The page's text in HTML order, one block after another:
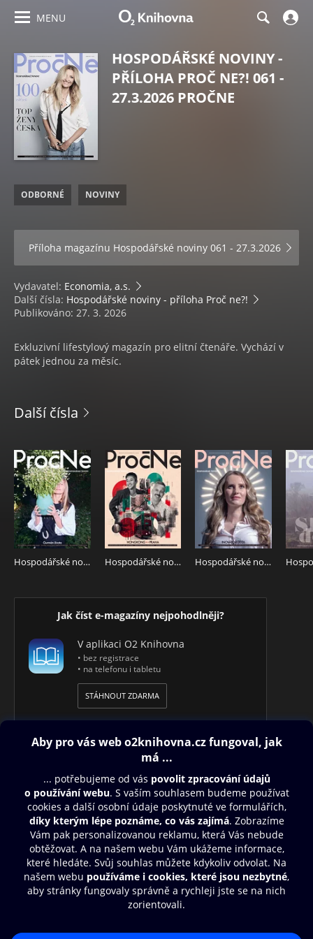
MENU
HOSPODÁŘSKÉ NOVINY -
PŘÍLOHA PROČ NE?! 061 -
27.3.2026 PROČNE
ODBORNÉ NOVINY
Příloha magazínu Hospodářské noviny 061 - 27.3.2026
Vydavatel: Economia, a.s.
Další čísla: Hospodářské noviny - příloha Proč ne?!
Publikováno: 27. 3. 2026
Exkluzivní lifestylový magazín pro elitní čtenáře. Vychází v
pátek jednou za měsíc.
Další čísla
Hospodářské noviny - příloha Proč ne?! 117 - 19.6.2026 PročNe Hospodářské noviny - příloha Proč ne?! 097 - 22.5.2026 PročNe Hospodářské noviny - příloha Proč ne?! 074 - 17.4.2026 PročNe
Jak číst e-magazíny nejpohodlněji?
V aplikaci O2 Knihovna
• bez registrace
• na telefonu i tabletu
STÁHNOUT ZDARMA
Obsah ke stažení
Moje O2 Knihovna
Další zábava
© O2 Czech Republic a.s.